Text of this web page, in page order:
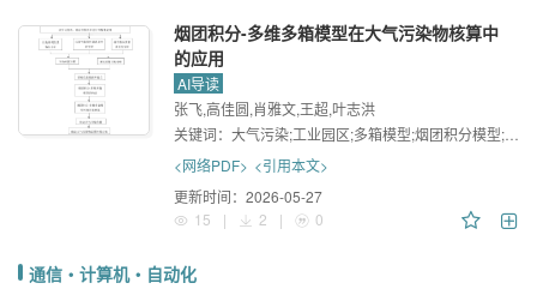
烟团积分-多维多箱模型在大气污染物核算中
的应用
AI导读
张飞,高佳圆,肖雅文,王超,叶志洪
关键词： 大气污染;工业园区;多箱模型;烟团积分模型;环境容量
<网络PDF> <引用本文>
更新时间： 2026-05-27
15
| 2 | 0
通信・计算机・自动化